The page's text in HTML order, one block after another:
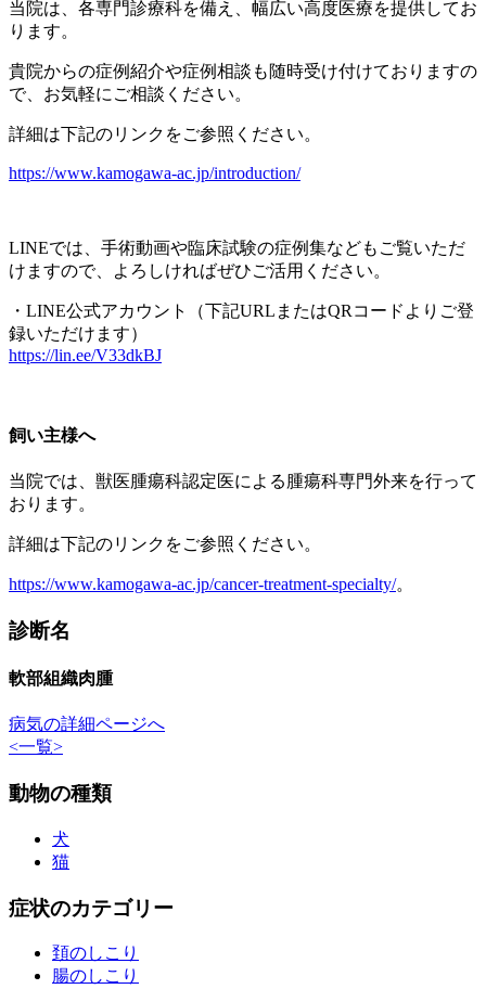
当院は、各専門診療科を備え、幅広い高度医療を提供してお
ります。
貴院からの症例紹介や症例相談も随時受け付けておりますの
で、お気軽にご相談ください。
詳細は下記のリンクをご参照ください。
https://www.kamogawa-ac.jp/introduction/
LINEでは、 手術動画や臨床試験の症例集などもご覧いただ
けますので、
よろしければぜひご活用ください。
・LINE公式アカウント（下記URLまたはQRコードよりご登
録いただけます）
https://lin.ee/V33dkBJ
飼い主様へ
当院では、獣医腫瘍科認定医による腫瘍科専門外来を行って
おります。
詳細は下記のリンクをご参照ください。
https://www.kamogawa-ac.jp/cancer-treatment-specialty/。
診断名
軟部組織肉腫
病気の詳細ページへ
<一覧>
動物の種類
犬
猫
症状のカテゴリー
頚のしこり
腸のしこり